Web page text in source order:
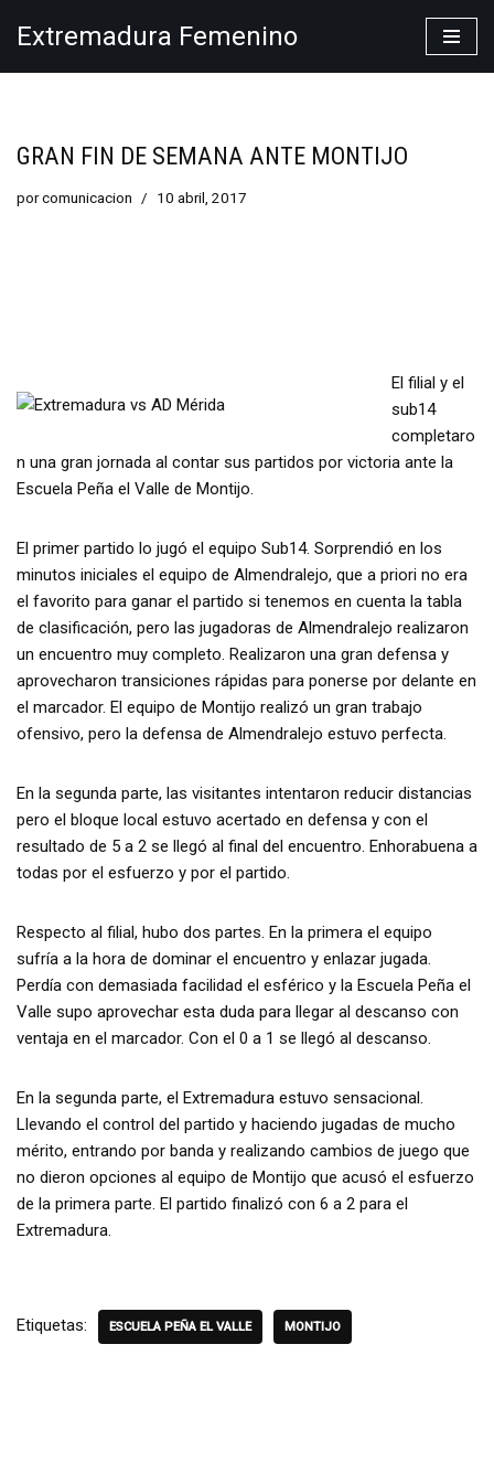
Extremadura Femenino
GRAN FIN DE SEMANA ANTE MONTIJO
porcomunicacion 10 abril, 2017
El filial y el
sub14
completaro
n una gran jornada al contar sus partidos por victoria ante la
Escuela Peña el Valle de Montijo.
El primer partido lo jugó el equipo Sub14. Sorprendió en los
minutos iniciales el equipo de Almendralejo, que a priori no era
el favorito para ganar el partido si tenemos en cuenta la tabla
de clasificación, pero las jugadoras de Almendralejo realizaron
un encuentro muy completo. Realizaron una gran defensa y
aprovecharon transiciones rápidas para ponerse por delante en
el marcador. El equipo de Montijo realizó un gran trabajo
ofensivo, pero la defensa de Almendralejo estuvo perfecta.
En la segunda parte, las visitantes intentaron reducir distancias
pero el bloque local estuvo acertado en defensa y con el
resultado de 5 a 2 se llegó al final del encuentro. Enhorabuena a
todas por el esfuerzo y por el partido.
Respecto al filial, hubo dos partes. En la primera el equipo
sufría a la hora de dominar el encuentro y enlazar jugada.
Perdía con demasiada facilidad el esférico y la Escuela Peña el
Valle supo aprovechar esta duda para llegar al descanso con
ventaja en el marcador. Con el 0 a 1 se llegó al descanso.
En la segunda parte, el Extremadura estuvo sensacional.
Llevando el control del partido y haciendo jugadas de mucho
mérito, entrando por banda y realizando cambios de juego que
no dieron opciones al equipo de Montijo que acusó el esfuerzo
de la primera parte. El partido finalizó con 6 a 2 para el
Extremadura.
Etiquetas: ESCUELA PEÑA EL VALLE MONTIJO